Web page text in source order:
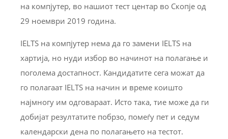
на компјутер, во нашиот тест центар во Скопје од
29 ноември 2019 година.
IELTS на компјутер нема да го замени IELTS на
хартија, но нуди избор во начинот на полагање и
поголема достапност. Кандидатите сега можат да
го полагаат IELTS на начин и време коишто
најмногу им одговараат. Исто така, тие може да ги
добијат резултатите побрзо, помеѓу пет и седум
календарски дена по полагањето на тестот.